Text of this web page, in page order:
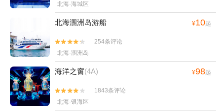
北海·海城区
北海涠洲岛游船 ¥10起


254条评论
北海·涠洲岛
海洋之窗(4A) ¥98起


1843条评论
北海·银海区